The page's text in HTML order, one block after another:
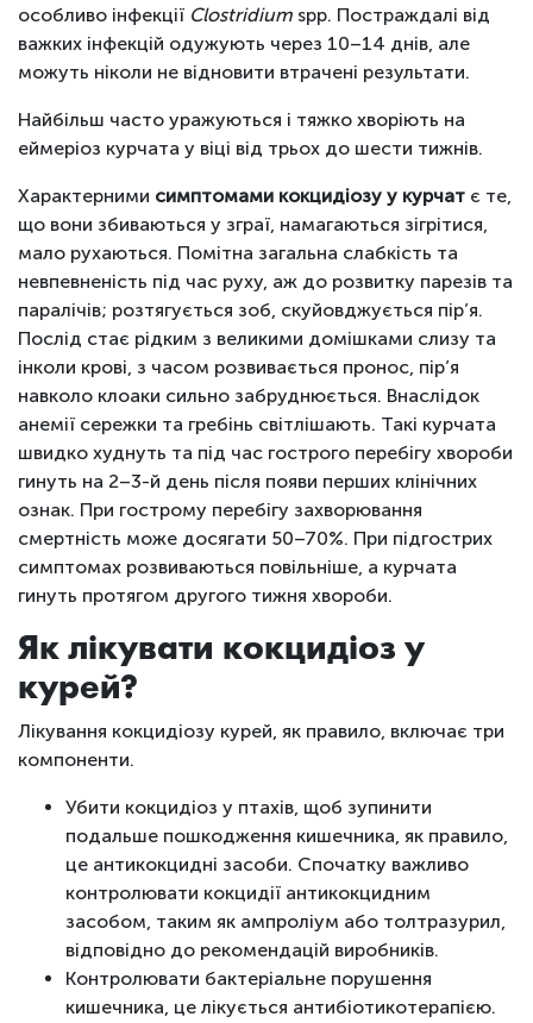
особливо інфекції Clostridium spp. Постраждалі від
важких інфекцій одужують через 10–14 днів, але
можуть ніколи не відновити втрачені результати.
Найбільш часто уражуються і тяжко хворіють на
еймеріоз курчата у віці від трьох до шести тижнів.
Характерними симптомами кокцидіозу у курчат є те,
що вони збиваються у зграї, намагаються зігрітися,
мало рухаються. Помітна загальна слабкість та
невпевненість під час руху, аж до розвитку парезів та
паралічів; розтягується зоб, скуйовджується пір’я.
Послід стає рідким з великими домішками слизу та
інколи крові, з часом розвивається пронос, пір’я
навколо клоаки сильно забруднюється. Внаслідок
анемії сережки та гребінь світлішають. Такі курчата
швидко худнуть та під час гострого перебігу хвороби
гинуть на 2–3-й день після появи перших клінічних
ознак. При гострому перебігу захворювання
смертність може досягати 50–70%. При підгострих
симптомах розвиваються повільніше, а курчата
гинуть протягом другого тижня хвороби.
Як лікувати кокцидіоз у
курей?
Лікування кокцидіозу курей, як правило, включає три
компоненти.
Убити кокцидіоз у птахів, щоб зупинити
подальше пошкодження кишечника, як правило,
це антикокцидні засоби. Спочатку важливо
контролювати кокцидії антикокцидним
засобом, таким як ампроліум або толтразурил,
відповідно до рекомендацій виробників.
Контролювати бактеріальне порушення
кишечника, це лікується антибіотикотерапією.